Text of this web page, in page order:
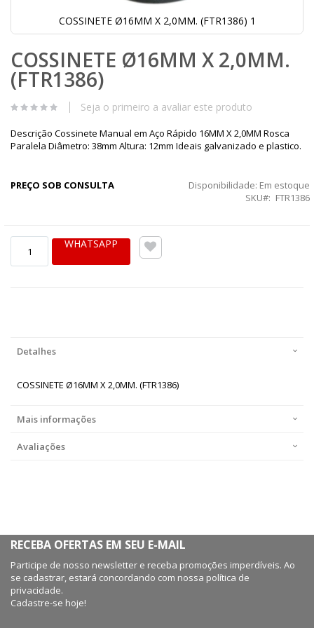
COSSINETE Ø16MM X 2,0MM. (FTR1386) 1
para
o
início
da
Galeria
imagens
COSSINETE Ø16MM X 2,0MM.
(FTR1386)
Seja o primeiro a avaliar este produto
Descrição Cossinete Manual em Aço Rápido 16MM X 2,0MM Rosca
Paralela Diâmetro: 38mm Altura: 12mm Ideais galvanizado e plastico.
PREÇO SOB CONSULTA Disponibilidade: Em estoque
SKU
FTR1386
WHATSAPP
Detalhes
COSSINETE Ø16MM X 2,0MM. (FTR1386)
Mais informações
Avaliações
RECEBA OFERTAS EM SEU E-MAIL
Participe de nosso newsletter e receba promoções imperdíveis. Ao
se cadastrar, estará concordando com nossa política de
privacidade.
Cadastre-se hoje!